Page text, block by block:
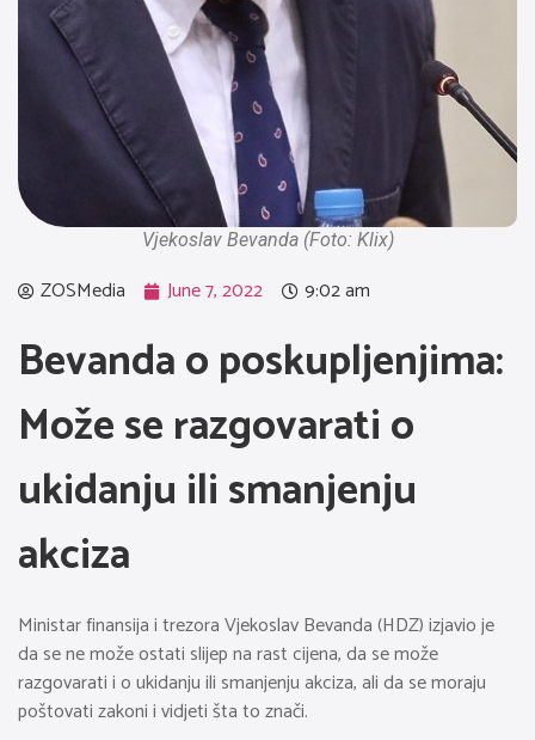
Vjekoslav Bevanda (Foto: Klix)
ZOSMedia June 7, 2022 9:02 am
Bevanda o poskupljenjima:
Može se razgovarati o
ukidanju ili smanjenju
akciza
Ministar finansija i trezora Vjekoslav Bevanda (HDZ) izjavio je
da se ne može ostati slijep na rast cijena, da se može
razgovarati i o ukidanju ili smanjenju akciza, ali da se moraju
poštovati zakoni i vidjeti šta to znači.